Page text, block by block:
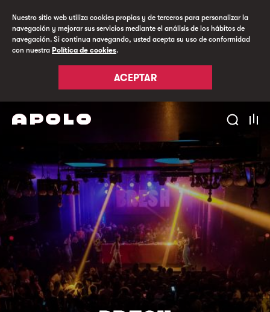
Nuestro sitio web utiliza cookies propias y de terceros para personalizar la
navegación y mejorar sus servicios mediante el análisis de los hábitos de
navegación. Si continua navegando, usted acepta su uso de conformidad
con nuestra Política de cookies.
ACEPTAR